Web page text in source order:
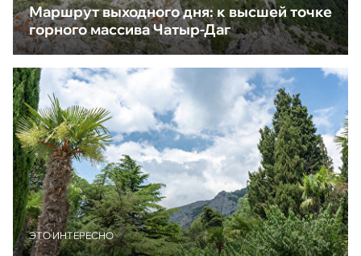
Маршрут выходного дня: к высшей точке
горного массива Чатыр-Даг
ЭТО ИНТЕРЕСНО